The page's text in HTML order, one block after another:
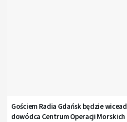
Gościem Radia Gdańsk będzie
dowódca Centrum Operacji